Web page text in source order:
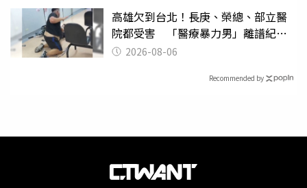
高雄欠到台北！長庚、榮總、部立醫
院都受害 「醫療暴力男」離譜紀錄
曝光2026-08-06
Recommended by